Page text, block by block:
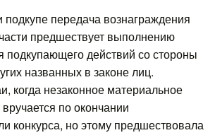
подкупе передача вознаграждения
предшествует выполнению
подкупающего действий со стороны
названных в законе лиц.
когда незаконное материальное
по окончании
конкурса, но этому предшествовала